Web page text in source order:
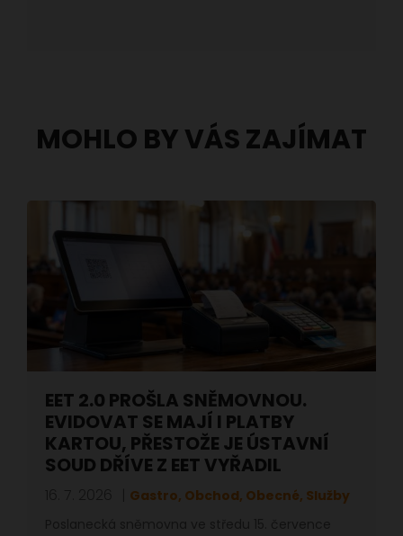
MOHLO BY VÁS ZAJÍMAT
EET 2.0 PROŠLA SNĚMOVNOU.
EVIDOVAT SE MAJÍ I PLATBY
KARTOU, PŘESTOŽE JE ÚSTAVNÍ
SOUD DŘÍVE Z EET VYŘADIL
Gastro, Obchod, Obecné, Služby